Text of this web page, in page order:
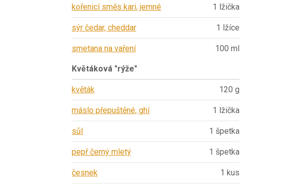
kořenicí směs kari, jemné 1 lžička
sýr čedar, cheddar 1 lžíce
smetana na vaření 100 ml
Květáková "rýže"
květák 120 g
máslo přepuštěné, ghí 1 lžička
sůl 1 špetka
pepř černý mletý 1 špetka
česnek 1 kus